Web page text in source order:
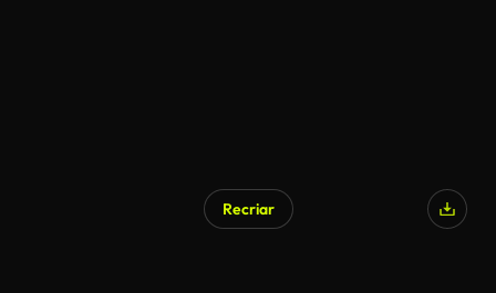
Recriar